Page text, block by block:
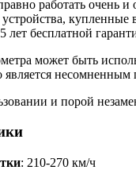
работать очень
устройства, купленные
лет бесплатной
может быть
является
и порой
: 210-270 км/ч